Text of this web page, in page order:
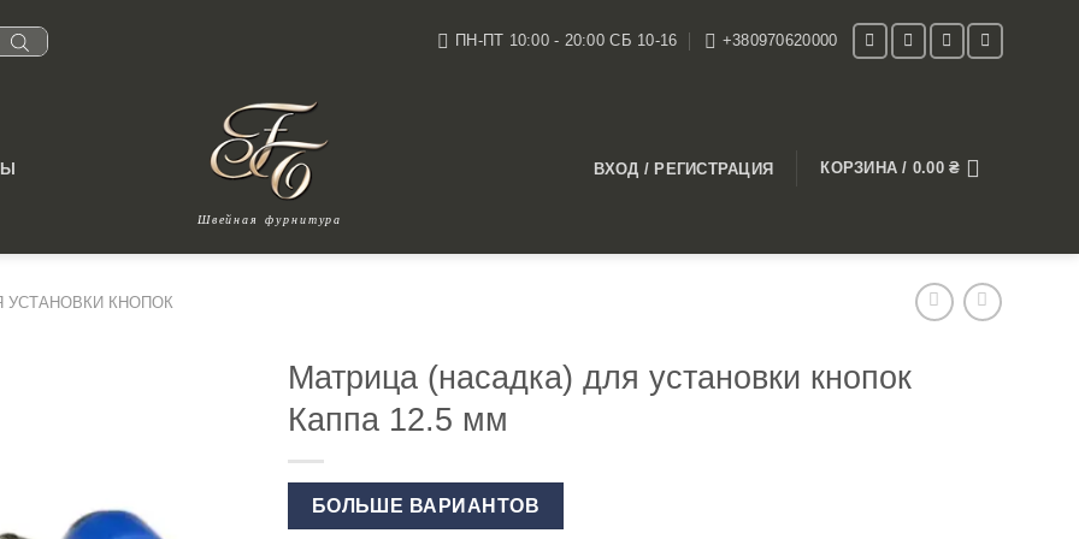
ПН-ПТ 10:00 - 20:00 СБ 10-16 +380970620000
Швейная фурнитура
ВХОД / РЕГИСТРАЦИЯ КОРЗИНА / 0.00₴
УСТАНОВКИ КНОПОК
Матрица (насадка) для установки кнопок
Каппа 12.5 мм
БОЛЬШЕ ВАРИАНТОВ